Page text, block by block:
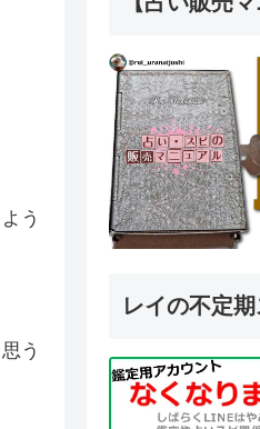
う
う
レイの不定